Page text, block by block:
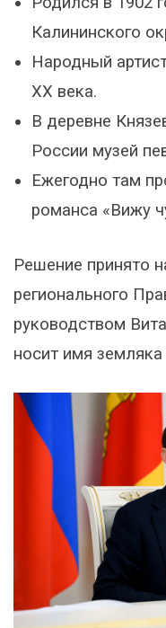
Калининского
Народный
XX века.
В деревне
России музей
Ежегодно там
романса «Вижу
Решение принято
регионального
руководством
носит имя земляка